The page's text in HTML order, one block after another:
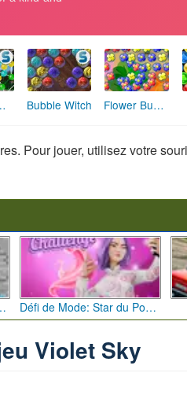
Bubble Witch Flower Bubble
Pour jouer, utilisez votre
de Pioches Défi de Mode: Star du Podium
Violet Sky